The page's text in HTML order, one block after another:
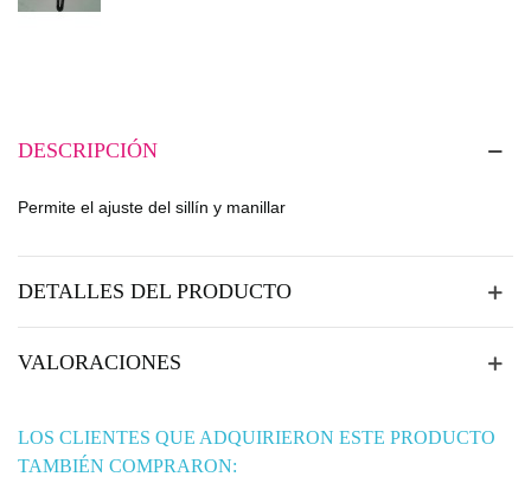
DESCRIPCIÓN
Permite el ajuste del sillín y manillar
DETALLES DEL PRODUCTO
VALORACIONES
LOS CLIENTES QUE ADQUIRIERON ESTE PRODUCTO
TAMBIÉN COMPRARON: